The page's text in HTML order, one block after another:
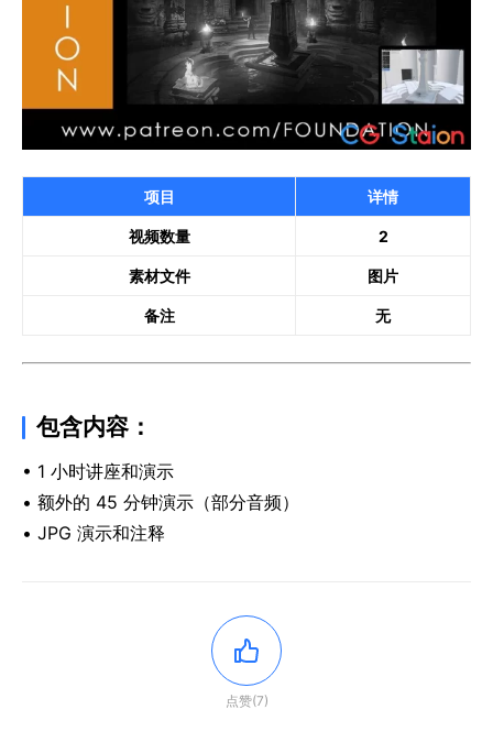
项目 详情
视频数量 2
素材文件 图片
备注 无
包含内容：
• 1 小时讲座和演示
• 额外的 45 分钟演示（部分音频）
• JPG 演示和注释
点赞(7)